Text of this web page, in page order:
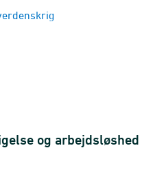
og
og arbejdsløshed